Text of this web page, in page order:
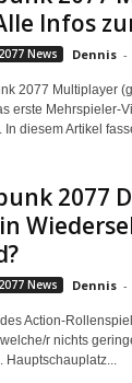
Infos
News Dennis -
2077 Multiplayer
erste Mehrspieler-
In diesem Artikel
2077
News Dennis -
Action-
r nichts